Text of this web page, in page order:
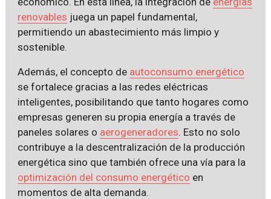
renovables juega un papel fundamental,
permitiendo un abastecimiento más limpio y
sostenible.
Además, el concepto de autoconsumo energético
se fortalece gracias a las redes eléctricas
inteligentes, posibilitando que tanto hogares como
empresas generen su propia energía a través de
paneles solares o aerogeneradores. Esto no solo
contribuye a la descentralización de la producción
energética sino que también ofrece una vía para la
optimización del consumo energético en
momentos de alta demanda.